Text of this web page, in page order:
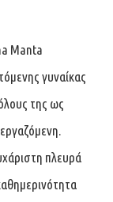
Manta
γυναίκας
της ως
πλευρά